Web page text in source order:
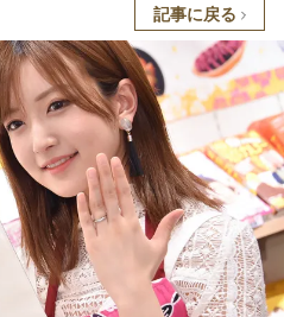
記事に戻る